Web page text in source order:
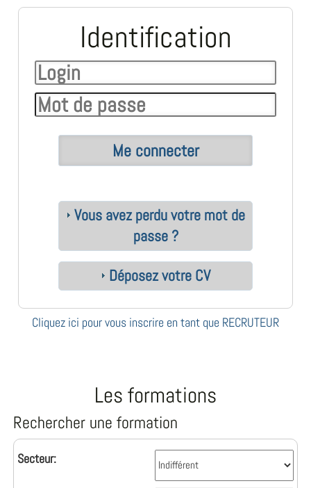
Identification
Vous avez perdu votre mot de
passe ?
Déposez votre CV
Cliquez ici pour vous inscrire en tant que RECRUTEUR
Les formations
Rechercher une formation
Secteur: